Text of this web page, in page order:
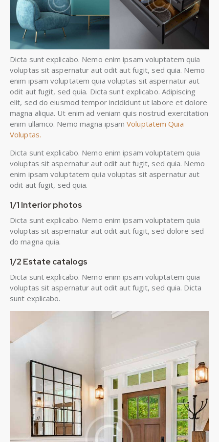
Dicta sunt explicabo. Nemo enim ipsam voluptatem quia
voluptas sit aspernatur aut odit aut fugit, sed quia. Nemo
enim ipsam voluptatem quia voluptas sit aspernatur aut
odit aut fugit, sed quia. Dicta sunt explicabo. Adipiscing
elit, sed do eiusmod tempor incididunt ut labore et dolore
magna aliqua. Ut enim ad veniam quis nostrud exercitation
enim ullamco. Nemo magna ipsamVoluptatem Quia
Voluptas.
Dicta sunt explicabo. Nemo enim ipsam voluptatem quia
voluptas sit aspernatur aut odit aut fugit, sed quia. Nemo
enim ipsam voluptatem quia voluptas sit aspernatur aut
odit aut fugit, sed quia.
1/1 Interior photos
Dicta sunt explicabo. Nemo enim ipsam voluptatem quia
voluptas sit aspernatur aut odit aut fugit, sed dolore sed
do magna quia.
1/2 Estate catalogs
Dicta sunt explicabo. Nemo enim ipsam voluptatem quia
voluptas sit aspernatur aut odit aut fugit, sed quia. Dicta
sunt explicabo.